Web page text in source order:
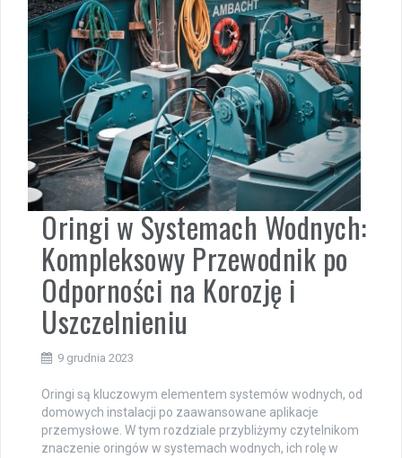
Oringi w Systemach Wodnych:
Kompleksowy Przewodnik po
Odporności na Korozję i
Uszczelnieniu
9 grudnia 2023
Oringi są kluczowym elementem systemów wodnych, od
domowych instalacji po zaawansowane aplikacje
przemysłowe. W tym rozdziale przybliżymy czytelnikom
znaczenie oringów w systemach wodnych, ich rolę w